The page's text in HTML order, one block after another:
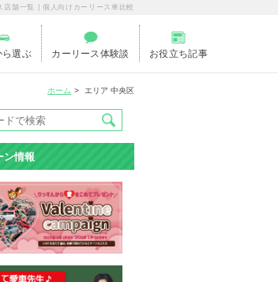
店舗一覧 | 個人向けカーリース車比較
ら選ぶ カーリース体験談 お役立ち記事
ホーム エリア 中央区
ン情報